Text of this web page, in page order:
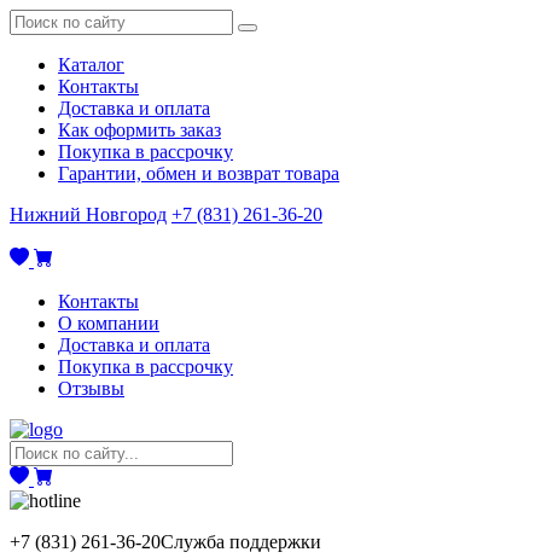
Каталог
Контакты
Доставка и оплата
Как оформить заказ
Покупка в рассрочку
Гарантии, обмен и возврат товара
Нижний Новгород +7 (831) 261-36-20
Контакты
О компании
Доставка и оплата
Покупка в рассрочку
Отзывы
+7 (831) 261-36-20Служба поддержки